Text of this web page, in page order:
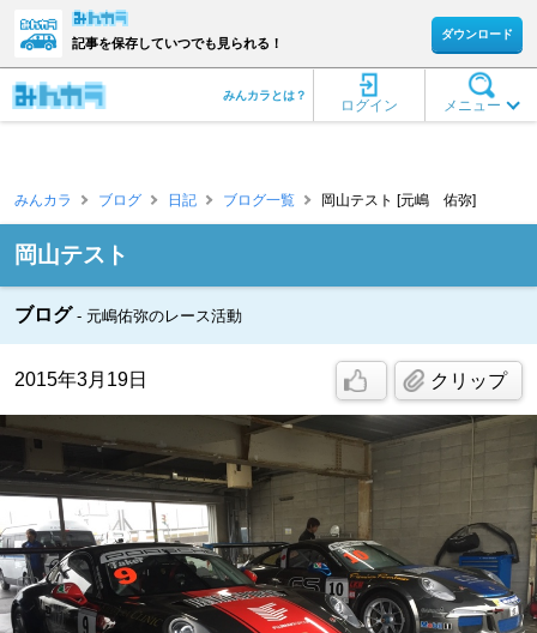
記事を保存していつでも見られる！
ダウンロード
メニュー
ログイン
みんカラとは？
みんカラ ブログ 日記 ブログ一覧 岡山テスト [元嶋 佑弥]
岡山テスト
ブログ 元嶋佑弥のレース活動
2015年3月19日 クリップ